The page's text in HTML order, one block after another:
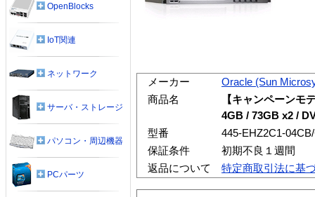
メーカー
Oracle (Sun
商品名
【キャンペーンモ
4GB / 73GB x2 /
型番
445-EHZ2C1-
保証条件
初期不良１週間
返品について
特定商取引法に基
OpenBlocks
IoT関連
ネットワーク
サーバ・ストレージ
パソコン・周辺機器
PCパーツ